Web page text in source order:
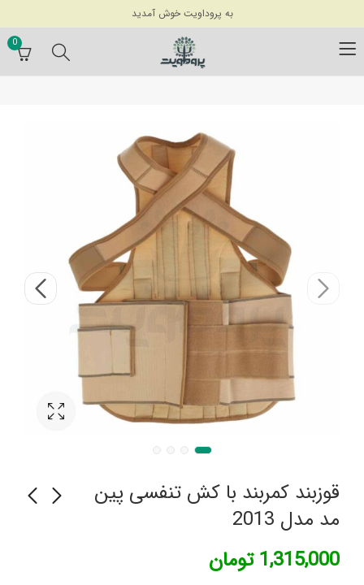
به پروداویت خوش آمدید
0
قوزبند کمربند با کش تنفسی پین
مد مدل 2013
1,315,000 تومان